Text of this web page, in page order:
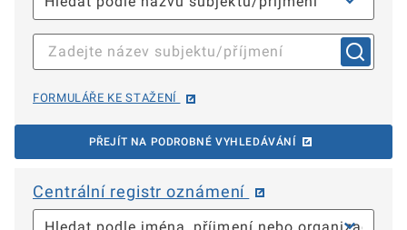
FORMULÁŘE KE STAŽENÍ
PŘEJÍT NA PODROBNÉ VYHLEDÁVÁNÍ
Centrální registr oznámení